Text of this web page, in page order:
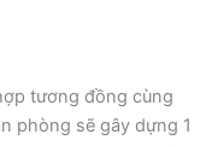
tương đồng cùng
phòng sẽ gây dựng 1